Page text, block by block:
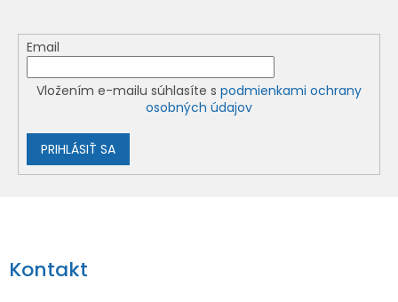
Email
Vložením e-mailu súhlasíte s podmienkami ochrany
osobných údajov
PRIHLÁSIŤ SA
p
äKontakt